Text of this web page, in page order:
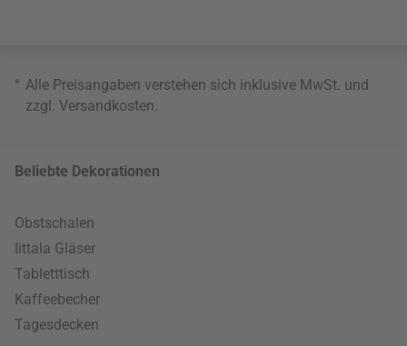
* Alle Preisangaben verstehen sich inklusive MwSt. und
zzgl. Versandkosten
Beliebte Dekorationen
Obstschalen
Iittala Gläser
Tabletttisch
Kaffeebecher
Tagesdecken